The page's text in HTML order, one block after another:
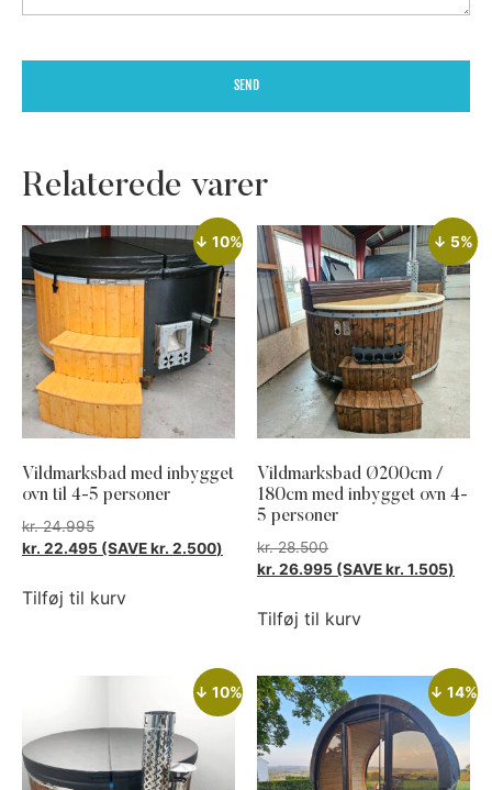
SEND
Relaterede varer
↓ 10%
Vildmarksbad med inbygget
ovn til 4-5 personer
kr.24.995
kr. 22.495 (SAVEkr. 2.500)
Tilføj til kurv
↓ 5%
Vildmarksbad Ø200cm /
180cm med inbygget ovn 4-
5 personer
kr.28.500
kr. 26.995 (SAVEkr. 1.505)
Tilføj til kurv
↓ 10% ↓ 14%